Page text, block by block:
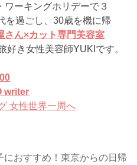
ーキングホリデーで３
を過ごし、30歳を機に帰
さん×カット専門美容室
好き女性美容師YUKIです。
writer
におすすめ！東京からの日帰